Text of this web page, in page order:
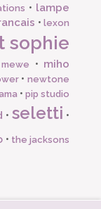
• lampe
•lexon
sophie
mewe • miho
•newtone
• pip studio
•seletti •
• the jacksons